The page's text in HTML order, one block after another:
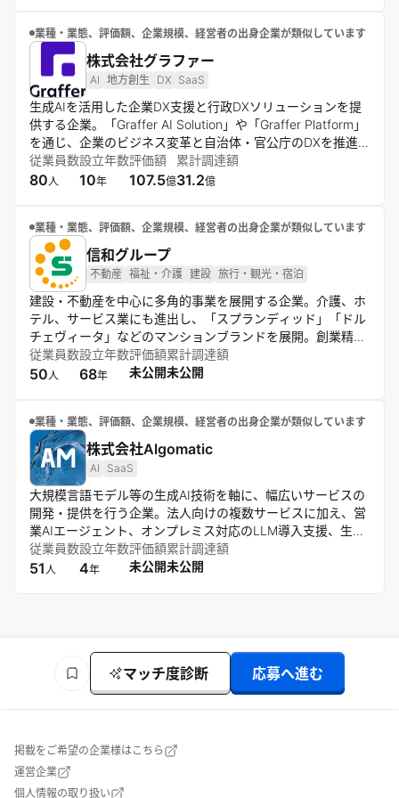
業種・業態、評価額、企業規模、経営者の出身企業が類似しています
株式会社グラファー
AI 地方創生 DX SaaS
生成AIを活用した企業DX支援と行政DXソリューションを提
供する企業。「Graffer AI Solution」や「Graffer Platform」
を通じ、企業のビジネス変革と自治体・官公庁のDXを推進
する。個人・事業者向けデジタルサービスも展開し、テクノ
ロジーの恩恵を広く社会に届けることを目指す。
従業員数
80 人
設立年数
10年
評価額
107.5億
累計調達額
31.2億
業種・業態、評価額、企業規模、経営者の出身企業が類似しています
信和グループ
不動産 福祉・介護 建設 旅行・観光・宿泊
建設・不動産を中心に多角的事業を展開する企業。介護、ホ
テル、サービス業にも進出し、「スプランディッド」「ドル
チェヴィータ」などのマンションブランドを展開。創業精神
と企業理念に基づき、人々の豊かな暮らしと社会の発展に貢
献。グループ会社を通じて専門性の高いサービスを提供し、
従業員数
50 人
設立年数
68年
評価額
未公開
累計調達額
未公開
業種・業態、評価額、企業規模、経営者の出身企業が類似しています
株式会社Algomatic
AI SaaS
大規模言語モデル等の生成AI技術を軸に、幅広いサービスの
開発・提供を行う企業。法人向けの複数サービスに加え、営
業AIエージェント、オンプレミス対応のLLM導入支援、生成
AI企業向けのM&A仲介まで多面的に展開。ミッション「AI革
命で人々を幸せにする」のもと、用途・業界を限定せず、幅
従業員数
51 人
設立年数
4年
評価額
未公開
累計調達額
未公開
マッチ度診断 応募へ進む
掲載をご希望の企業様はこちら
運営企業
個人情報の取り扱い